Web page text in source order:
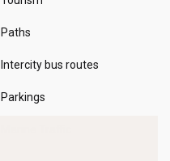
Paths
Intercity bus routes
Parkings